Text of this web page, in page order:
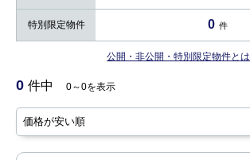
特別限定物件 0 件
公開・非公開・特別限定物件とは
0 件中 0～0を表示